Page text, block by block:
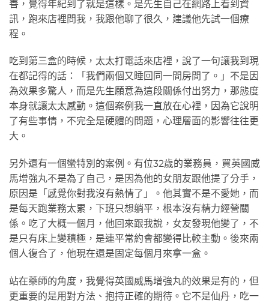
善，覺得年紀到了就是這樣。是先生自己在網路上看到資
訊，跑來店裡問我，我跟他聊了很久，建議他先試一個療
程。
吃到第三盒的時候，太太打電話來店裡，說了一句讓我到現
在都記得的話：「我們兩個又睡回同一間房間了。」不是因
為效果多驚人，而是先生願意為這段關係付出努力，那態度
本身就讓太太感動。這個案例我一直放在心裡，因為它說明
了有些事情，不完全是硬體的問題，心理層面的影響往往更
大。
另外還有一個蠻特別的案例。有位32歲的業務員，買英國威
馬增強丸不是為了自己，是因為他的女朋友跟他提了分手，
原因是「感覺你對我沒有熱情了」。他其實不是不愛她，而
是每天跑業務太累，下班只想躺平，根本沒有精力經營關
係。吃了大概一個月，他回來跟我說，女友發現他變了，不
是只有床上變積極，是連平常約會都變得比較主動。後來兩
個人復合了，他現在還是固定每個月來拿一盒。
站在藥師的角度，我覺得英國威馬增強丸的效果是有的，但
更重要的是用對方法、抱持正確的期待。它不是仙丹，吃一